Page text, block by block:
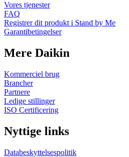
Vores tjenester
FAQ
Registrer dit produkt i Stand by Me
Garantibetingelser
Mere Daikin
Kommerciel brug
Brancher
Partnere
Ledige stillinger
ISO Certificering
Nyttige links
Databeskyttelsespolitik